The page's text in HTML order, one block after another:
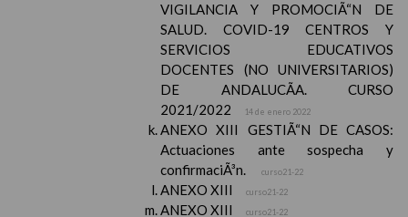
VIGILANCIA Y PROMOCIÃ“N DE
SALUD. COVID-19 CENTROS Y
SERVICIOS EDUCATIVOS
DOCENTES (NO UNIVERSITARIOS)
DE ANDALUCÃA. CURSO
2021/2022
14 de enero 2022
ANEXO XIII GESTIÃ“N DE CASOS:
Actuaciones ante sospecha y
confirmaciÃ³n.
curso21-22
ANEXO XIII curso21-22
ANEXO XIII curso21-22